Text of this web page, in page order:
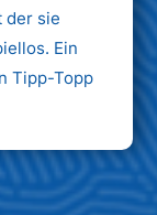
der sie
Ein
Tipp-Topp